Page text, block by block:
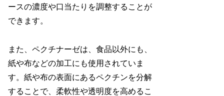
ースの濃度や口当たりを調整することが
できます。
また、ペクチナーゼは、食品以外にも、
紙や布などの加工にも使用されていま
す。紙や布の表面にあるペクチンを分解
することで、柔軟性や透明度を高めるこ